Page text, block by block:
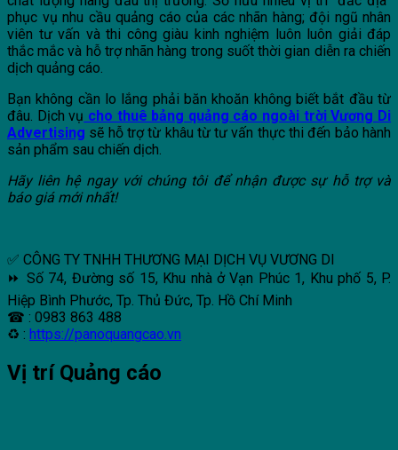
phục vụ nhu cầu quảng cáo của các nhãn hàng; đội ngũ nhân
viên tư vấn và thi công giàu kinh nghiệm luôn luôn giải đáp
thắc mắc và hỗ trợ nhãn hàng trong suốt thời gian diễn ra chiến
dịch quảng cáo.
Bạn không cần lo lắng phải băn khoăn không biết bắt đầu từ
đâu. Dịch vụ cho thuê bảng quảng cáo ngoài trời Vương Di
Advertising sẽ hỗ trợ từ khâu từ tư vấn thực thi đến bảo hành
sản phẩm sau chiến dịch.
Hãy liên hệ ngay với chúng tôi để nhận được sự hỗ trợ và
báo giá mới nhất!
✅ CÔNG TY TNHH THƯƠNG MẠI DỊCH VỤ VƯƠNG DI
⏩ Số 74, Đường số 15, Khu nhà ở Vạn Phúc 1, Khu phố 5, P.
Hiệp Bình Phước, Tp. Thủ Đức, Tp. Hồ Chí Minh
☎ : 0983 863 488
♻ : https://panoquangcao.vn
Vị trí Quảng cáo